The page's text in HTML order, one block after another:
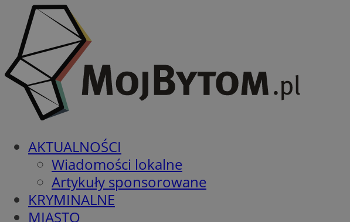
AKTUALNOŚCI
Wiadomości lokalne
Artykuły sponsorowane
KRYMINALNE
MIASTO